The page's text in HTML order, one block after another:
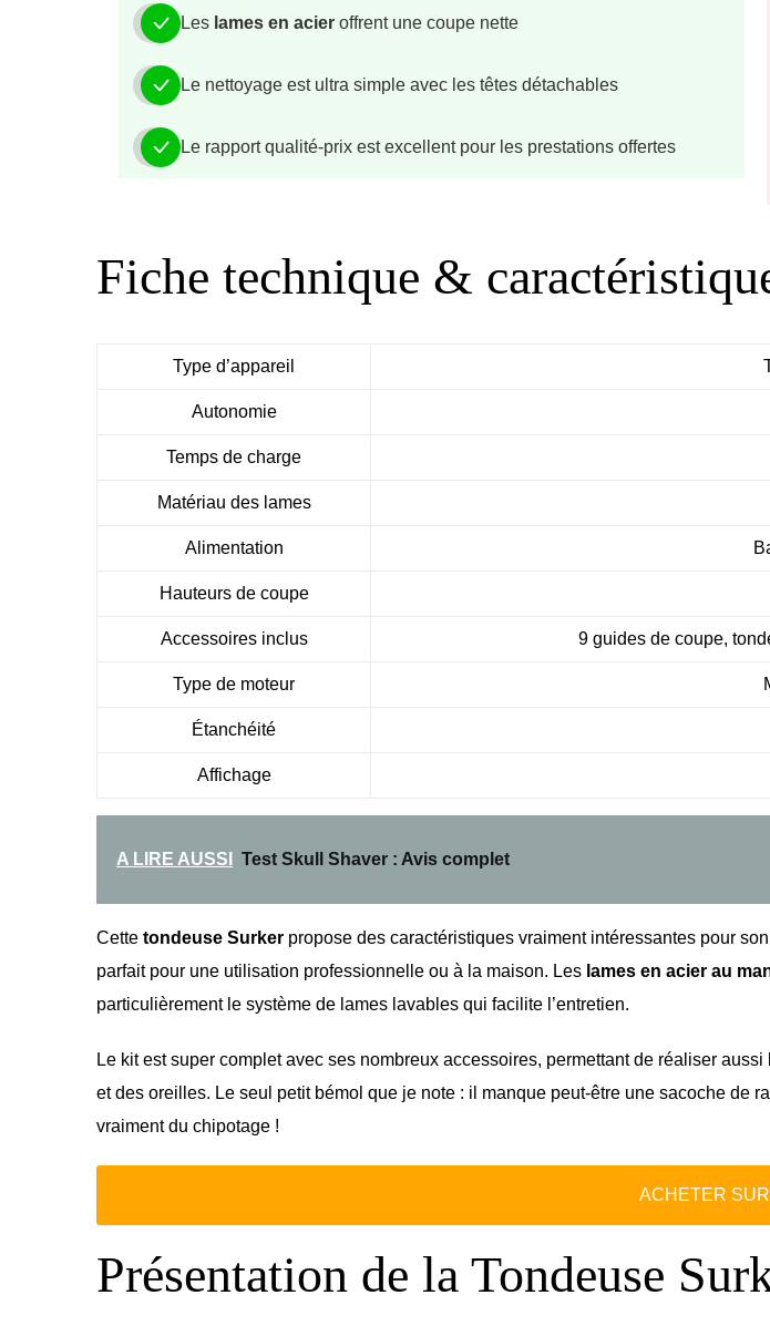
Les lames en acier offrent une coupe nette
Le nettoyage est ultra simple avec les têtes détachables
Le rapport qualité-prix est excellent pour les prestations offertes
Fiche technique &
Type d’appareil
Autonomie
Temps de charge
Matériau des lames
Alimentation
Hauteurs de coupe
Accessoires inclus 9 guides de coupe,
Type de moteur
Étanchéité
Affichage
A LIRE AUSSI Test Skull Shaver : Avis complet
Cette tondeuse Surker propose des caractéristiques vraiment intéressantes pour
parfait pour une utilisation professionnelle ou à la maison. Les lames en acier au
particulièrement le système de lames lavables qui facilite l’entretien.
Le kit est super complet avec ses nombreux accessoires, permettant de réaliser aussi
et des oreilles. Le seul petit bémol que je note : il manque peut-être une sacoche de
vraiment du chipotage !
ACHETER
Présentation de la Tondeuse